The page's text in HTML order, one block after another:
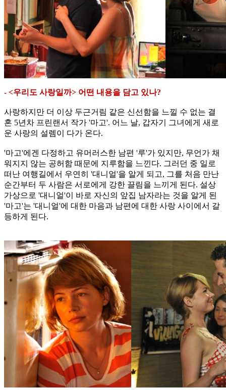
- <우리도 사랑일까> 어떤 내용을 담고 있나?
사랑하지만 더 이상 두근거림 같은 신선함을 느낄 수 없는 결
혼 5년차 프린랜서 작가 '마고'. 어느 날, 갑자기 그녀에게 새로
운 사랑의 설렘이 다가 온다.
'마고'에겐 다정하고 유머러스한 남편 '루'가 있지만, 무언가 채
워지지 않는 공허함 때문에 지루함을 느낀다. 그러던 중 일로
떠난 여행길에서 우연히 '대니얼'을 알게 되고, 그를 처음 만난
순간부터 두 사람은 서로에게 강한 끌림을 느끼게 된다. 설상
가상으로 '대니얼'이 바로 자신의 앞집 남자라는 것을 알게 된
'마고'는 '대니얼'에 대한 마음과 남편에 대한 사랑 사이에서 갈
등하게 된다.